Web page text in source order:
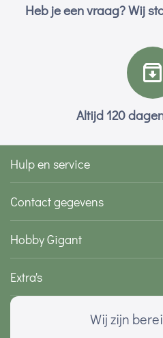
Heb je een vraag? Wij
Altijd 120
Hulp en service
Contact gegevens
Hobby Gigant
Extra's
Wij zijn